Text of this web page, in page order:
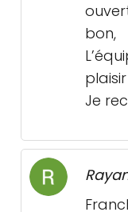
bon,
plaisir
Je